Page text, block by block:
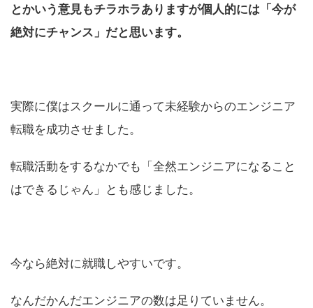
とかいう意見もチラホラありますが個人的には「今が
絶対にチャンス」だと思います。
実際に僕はスクールに通って未経験からのエンジニア
転職を成功させました。
転職活動をするなかでも「全然エンジニアになること
はできるじゃん」とも感じました。
今なら絶対に就職しやすいです。
なんだかんだエンジニアの数は足りていません。